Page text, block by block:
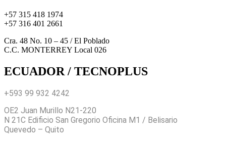
+57 315 418 1974
+57 316 401 2661
Cra. 48 No. 10 – 45 / El Poblado
C.C. MONTERREY Local 026
ECUADOR / TECNOPLUS
+593 99 932 4242
OE2 Juan Murillo N21-220
N 21C Edificio San Gregorio Oficina M1 / Belisario
Quevedo – Quito